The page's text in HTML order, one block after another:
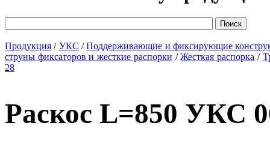
Продукция / УКС /Поддерживающие и фиксирующие
струны фиксаторов и жесткие распорки /Жесткая распорка /
28
Раскос L=850 УКС